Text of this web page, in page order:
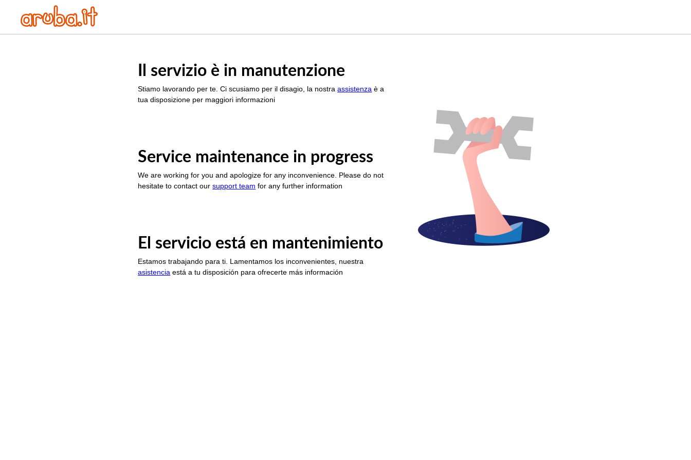
Il servizio è in manutenzione
Stiamo lavorando per te. Ci scusiamo per il disagio, la nostraassistenza è a
tua disposizione per maggiori informazioni
Service maintenance in progress
We are working for you and apologize for any inconvenience. Please do not
hesitate to contact oursupport team for any further information
El servicio está en mantenimiento
Estamos trabajando para ti. Lamentamos los inconvenientes, nuestra
asistencia está a tu disposición para ofrecerte más información